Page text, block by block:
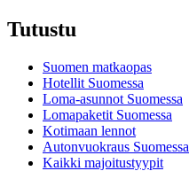
Tutustu
Suomen matkaopas
Hotellit Suomessa
Loma-asunnot Suomessa
Lomapaketit Suomessa
Kotimaan lennot
Autonvuokraus Suomessa
Kaikki majoitustyypit